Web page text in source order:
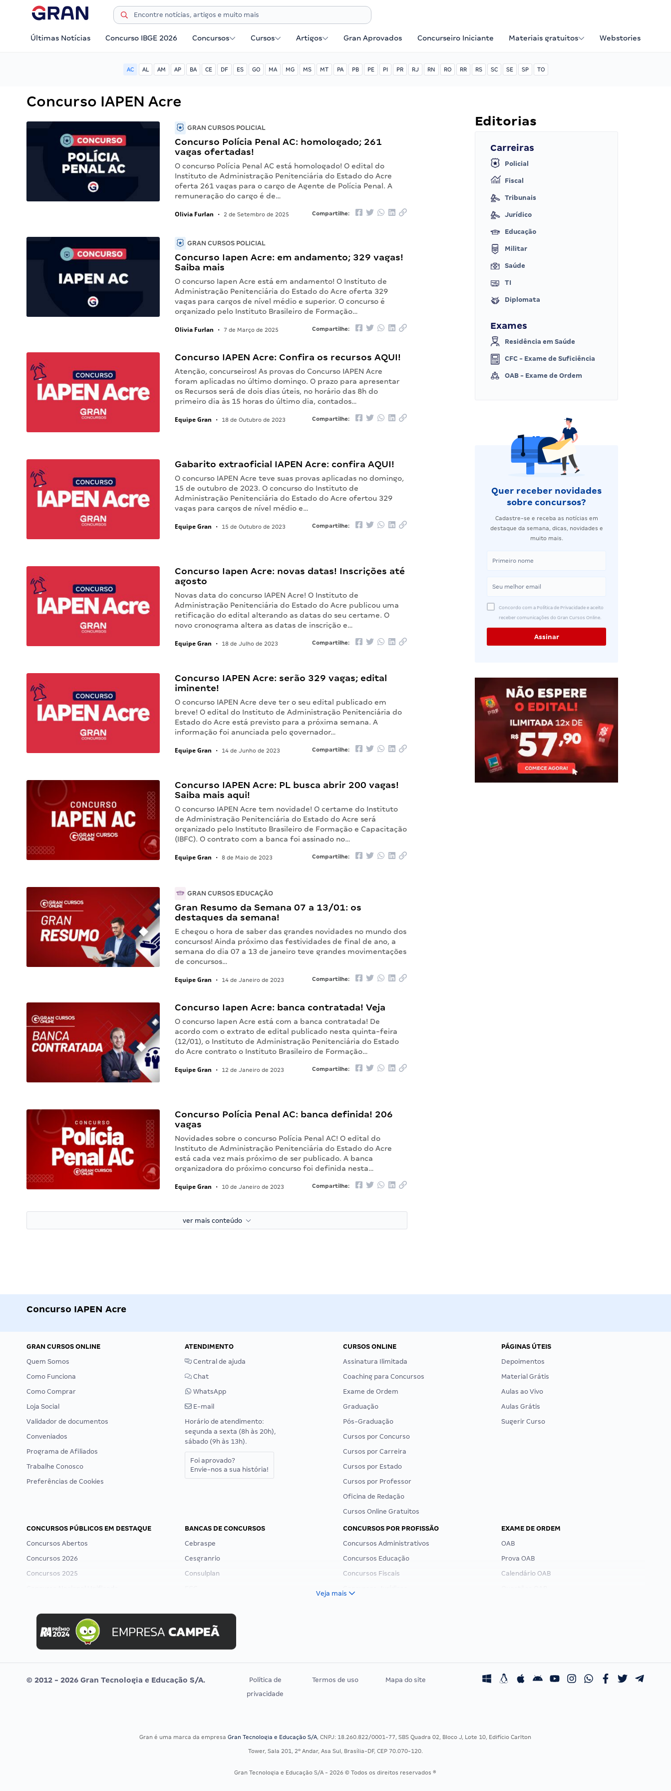
Últimas Notícias Concurso IBGE 2026 Concursos Cursos Artigos Gran Aprovados Concurseiro Iniciante Materiais gratuitos Webstories
AC AL AM AP BA CE DF ES GO MA MG MS MT PA PB PE PI PR RJ RN RO RR RS SC SE SP TO
Concurso IAPEN Acre
GRAN CURSOS POLICIAL
Concurso Polícia Penal AC: homologado; 261
vagas ofertadas!
O concurso Polícia Penal AC está homologado! O edital do
Instituto de Administração Penitenciária do Estado do Acre
oferta 261 vagas para o cargo de Agente de Polícia Penal. A
remuneração do cargo é de…
Olivia Furlan • 2 de Setembro de 2025 Compartilhe:
GRAN CURSOS POLICIAL
Concurso Iapen Acre: em andamento; 329 vagas!
Saiba mais
O concurso Iapen Acre está em andamento! O Instituto de
Administração Penitenciária do Estado do Acre oferta 329
vagas para cargos de nível médio e superior. O concurso é
organizado pelo Instituto Brasileiro de Formação…
Olivia Furlan • 7 de Março de 2025 Compartilhe:
Concurso IAPEN Acre: Confira os recursos AQUI!
Atenção, concurseiros! As provas do Concurso IAPEN Acre
foram aplicadas no último domingo. O prazo para apresentar
os Recursos será de dois dias úteis, no horário das 8h do
primeiro dia às 15 horas do último dia, contados…
Equipe Gran • 18 de Outubro de 2023 Compartilhe:
Gabarito extraoficial IAPEN Acre: confira AQUI!
O concurso IAPEN Acre teve suas provas aplicadas no domingo,
15 de outubro de 2023. O concurso do Instituto de
Administração Penitenciária do Estado do Acre ofertou 329
vagas para cargos de nível médio e…
Equipe Gran • 15 de Outubro de 2023 Compartilhe:
Concurso Iapen Acre: novas datas! Inscrições até
agosto
Novas data do concurso IAPEN Acre! O Instituto de
Administração Penitenciária do Estado do Acre publicou uma
retificação do edital alterando as datas do seu certame. O
novo cronograma altera as datas de inscrição e…
Equipe Gran • 18 de Julho de 2023 Compartilhe:
Concurso IAPEN Acre: serão 329 vagas; edital
iminente!
O concurso IAPEN Acre deve ter o seu edital publicado em
breve! O edital do Instituto de Administração Penitenciária do
Estado do Acre está previsto para a próxima semana. A
informação foi anunciada pelo governador…
Equipe Gran • 14 de Junho de 2023 Compartilhe:
Concurso IAPEN Acre: PL busca abrir 200 vagas!
Saiba mais aqui!
O concurso IAPEN Acre tem novidade! O certame do Instituto
de Administração Penitenciária do Estado do Acre será
organizado pelo Instituto Brasileiro de Formação e Capacitação
(IBFC). O contrato com a banca foi assinado no…
Equipe Gran • 8 de Maio de 2023 Compartilhe:
GRAN CURSOS EDUCAÇÃO
Gran Resumo da Semana 07 a 13/01: os
destaques da semana!
E chegou o hora de saber das grandes novidades no mundo dos
concursos! Ainda próximo das festividades de final de ano, a
semana do dia 07 a 13 de janeiro teve grandes movimentações
de concursos…
Equipe Gran • 14 de Janeiro de 2023 Compartilhe:
Concurso Iapen Acre: banca contratada! Veja
O concurso Iapen Acre está com a banca contratada! De
acordo com o extrato de edital publicado nesta quinta-feira
(12/01), o Instituto de Administração Penitenciária do Estado
do Acre contrato o Instituto Brasileiro de Formação…
Equipe Gran • 12 de Janeiro de 2023 Compartilhe:
Concurso Polícia Penal AC: banca definida! 206
vagas
Novidades sobre o concurso Polícia Penal AC! O edital do
Instituto de Administração Penitenciária do Estado do Acre
está cada vez mais próximo de ser publicado. A banca
organizadora do próximo concurso foi definida nesta…
Equipe Gran • 10 de Janeiro de 2023 Compartilhe:
ver mais conteúdo
Editorias
Carreiras
Policial
Fiscal
Tribunais
Jurídico
Educação
Militar
Saúde
TI
Diplomata
Exames
Residência em Saúde
CFC - Exame de Suficiência
OAB - Exame de Ordem
Quer receber novidades
sobre concursos?
Cadastre-se e receba as notícias em
destaque da semana, dicas, novidades e
muito mais.
Concordo com a Política de Privacidade e aceito
receber comunicações do Gran Cursos Online.
Concurso IAPEN Acre
GRAN CURSOS ONLINE
Quem Somos
Como Funciona
Como Comprar
Loja Social
Validador de documentos
Conveniados
Programa de Afiliados
Trabalhe Conosco
Preferências de Cookies
ATENDIMENTO
Central de ajuda
Chat
WhatsApp
E-mail
Horário de atendimento:
segunda a sexta (8h às 20h),
sábado (9h às 13h).
Foi aprovado?
Envie-nos a sua história!
CURSOS ONLINE
Assinatura Ilimitada
Coaching para Concursos
Exame de Ordem
Graduação
Pós-Graduação
Cursos por Concurso
Cursos por Carreira
Cursos por Estado
Cursos por Professor
Oficina de Redação
Cursos Online Gratuitos
PÁGINAS ÚTEIS
Depoimentos
Material Grátis
Aulas ao Vivo
Aulas Grátis
Sugerir Curso
CONCURSOS PÚBLICOS EM DESTAQUE
Concursos Abertos
Concursos 2026
Concursos 2025
Concurso MPU
Editais publicados
BANCAS DE CONCURSOS
Cebraspe
Cesgranrio
Consulplan
Selecon
Uniase
Vunesp
CONCURSOS POR PROFISSÃO
Concursos Administrativos
Concursos Educação
Concursos Fiscais
Residência Multiprofissional
EXAME DE ORDEM
OAB
Prova OAB
Calendário OAB
Veja mais
© 2012 - 2026 Gran Tecnologia e Educação S/A.
Política de
privacidade
Termos de uso Mapa do site
Gran é uma marca da empresaGran Tecnologia e Educação S/A, CNPJ: 18.260.822/0001-77, SBS Quadra 02, Bloco J, Lote 10, Edifício Carlton
Tower, Sala 201, 2º Andar, Asa Sul, Brasília-DF, CEP 70.070-120.
Gran Tecnologia e Educação S/A - 2026 © Todos os direitos reservados ®